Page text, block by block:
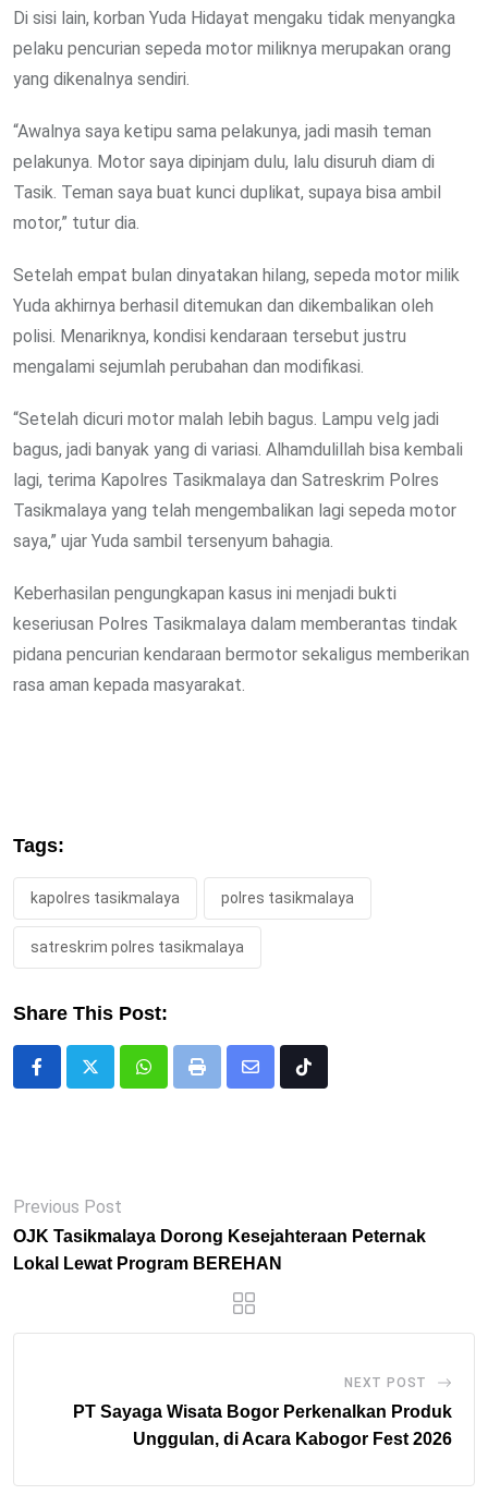
Di sisi lain, korban Yuda Hidayat mengaku tidak menyangka
pelaku pencurian sepeda motor miliknya merupakan orang
yang dikenalnya sendiri.
“Awalnya saya ketipu sama pelakunya, jadi masih teman
pelakunya. Motor saya dipinjam dulu, lalu disuruh diam di
Tasik. Teman saya buat kunci duplikat, supaya bisa ambil
motor,” tutur dia.
Setelah empat bulan dinyatakan hilang, sepeda motor milik
Yuda akhirnya berhasil ditemukan dan dikembalikan oleh
polisi. Menariknya, kondisi kendaraan tersebut justru
mengalami sejumlah perubahan dan modifikasi.
“Setelah dicuri motor malah lebih bagus. Lampu velg jadi
bagus, jadi banyak yang di variasi. Alhamdulillah bisa kembali
lagi, terima Kapolres Tasikmalaya dan Satreskrim Polres
Tasikmalaya yang telah mengembalikan lagi sepeda motor
saya,” ujar Yuda sambil tersenyum bahagia.
Keberhasilan pengungkapan kasus ini menjadi bukti
keseriusan Polres Tasikmalaya dalam memberantas tindak
pidana pencurian kendaraan bermotor sekaligus memberikan
rasa aman kepada masyarakat.
Tags:
kapolres tasikmalaya polres tasikmalaya
satreskrim polres tasikmalaya
Share This Post:
WhatsappPrint
Share
Tiktok
Previous Post
OJK Tasikmalaya Dorong Kesejahteraan Peternak
Lokal Lewat Program BEREHAN
NEXT POST
PT Sayaga Wisata Bogor Perkenalkan Produk
Unggulan, di Acara Kabogor Fest 2026